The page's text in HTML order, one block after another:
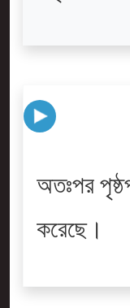
অতঃপর
করেছে।